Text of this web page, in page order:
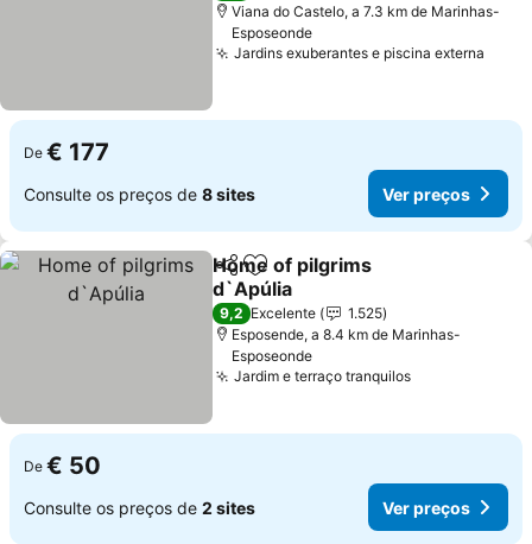
Viana do Castelo, a 7.3 km de Marinhas-
Esposeonde
Jardins exuberantes e piscina externa
De € 177
Consulte os preços de 8 sites Ver preços
PartilharAdicionar aos favoritos
Home of pilgrims
d`Apúlia
Ver preços
9,2 Excelente
1.525
Esposende, a 8.4 km de Marinhas-
Esposeonde
Jardim e terraço tranquilosVer preços
De € 50
Consulte os preços de 2 sites Ver preços